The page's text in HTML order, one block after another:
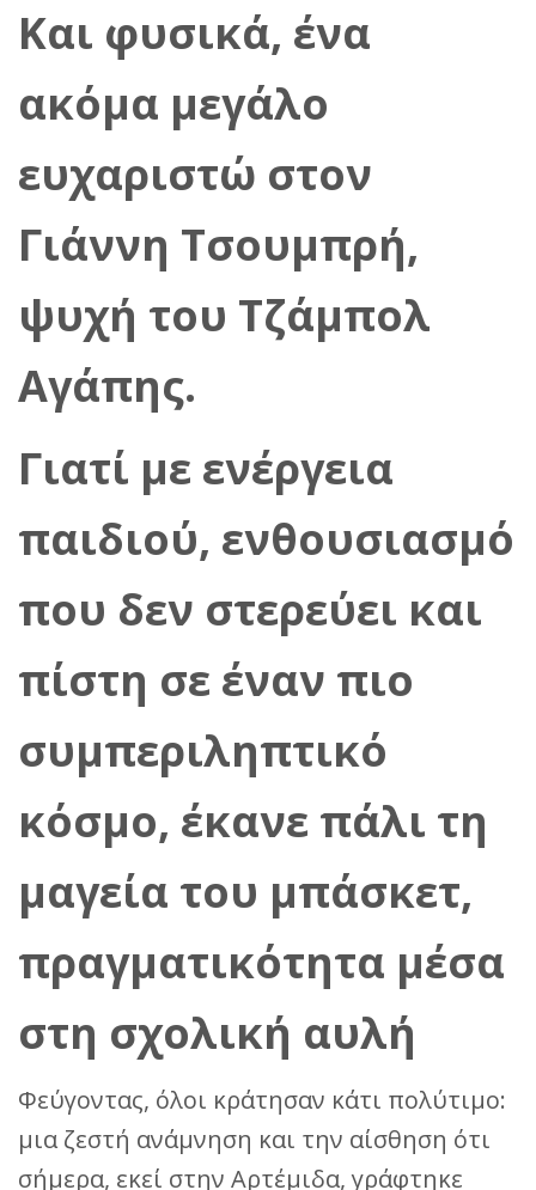
Και φυσικά, ένα
ακόμα μεγάλο
ευχαριστώ στον
Γιάννη Τσουμπρή,
ψυχή του Τζάμπολ
Αγάπης.
Γιατί με ενέργεια
παιδιού, ενθουσιασμό
που δεν στερεύει και
πίστη σε έναν πιο
συμπεριληπτικό
κόσμο, έκανε πάλι τη
μαγεία του μπάσκετ,
πραγματικότητα μέσα
στη σχολική αυλή
Φεύγοντας, όλοι κράτησαν κάτι πολύτιμο:
μια ζεστή ανάμνηση και την αίσθηση ότι
σήμερα, εκεί στην Αρτέμιδα, γράφτηκε